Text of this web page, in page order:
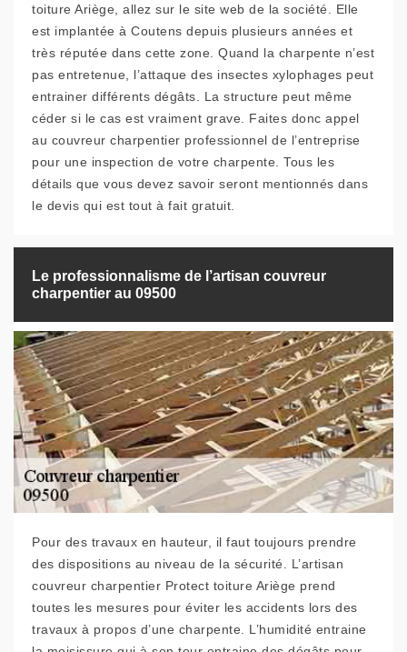
toiture Ariège, allez sur le site web de la société. Elle
est implantée à Coutens depuis plusieurs années et
très réputée dans cette zone. Quand la charpente n’est
pas entretenue, l’attaque des insectes xylophages peut
entrainer différents dégâts. La structure peut même
céder si le cas est vraiment grave. Faites donc appel
au couvreur charpentier professionnel de l’entreprise
pour une inspection de votre charpente. Tous les
détails que vous devez savoir seront mentionnés dans
le devis qui est tout à fait gratuit.
Le professionnalisme de l’artisan couvreur
charpentier au 09500
Pour des travaux en hauteur, il faut toujours prendre
des dispositions au niveau de la sécurité. L’artisan
couvreur charpentier Protect toiture Ariège prend
toutes les mesures pour éviter les accidents lors des
travaux à propos d’une charpente. L’humidité entraine